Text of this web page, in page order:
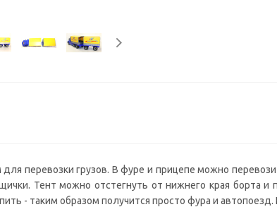
перевозки грузов. В фуре и прицепе можно
Тент можно отстегнуть от нижнего края борта
- таким образом получится просто фура и